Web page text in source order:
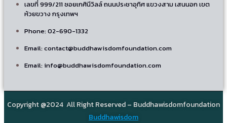
เลขที่ 999/211 ซอยเกศินีวิลล์ ถนนประชาอุทิศ แขวงสาม เสนนอก เขต
ห้วยขวาง กรุงเทพฯ
Phone: 02-690-1332
Email: contact@buddhawisdomfoundation.com
Email: info@buddhawisdomfoundation.com
Copyright @2024 All Right Reserved – Buddhawisdomfoundation
Buddhawisdom